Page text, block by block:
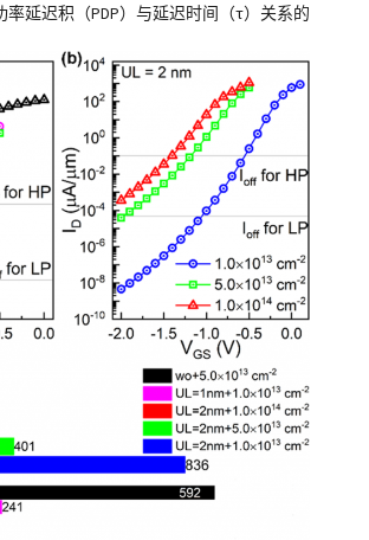
率延迟积（PDP）与延迟时间（τ）关系的